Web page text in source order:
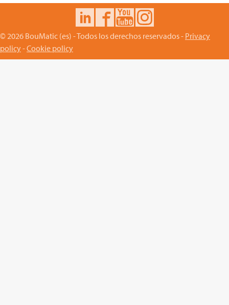
© 2026 BouMatic (es) - Todos los derechos reservados - Privacy
policy-Cookie policy